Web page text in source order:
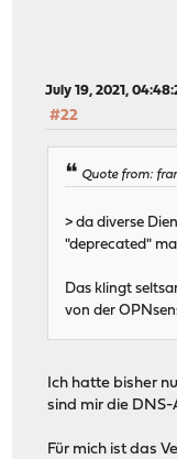
July 19, 2021,
#22
Quote from:
> da diverse
"deprecated"
Das klingt
von der
Ich hatte bisher
sind mir die
Für mich ist das